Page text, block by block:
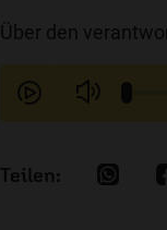
Über den